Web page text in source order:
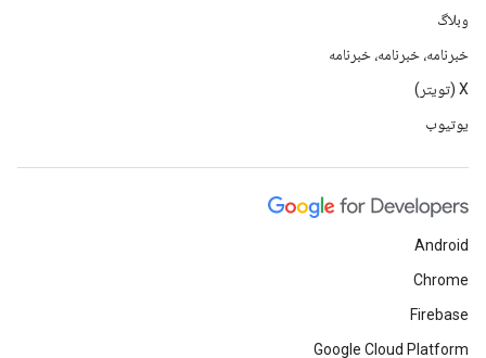
وبلاگ
خبرنامه، خبرنامه، خبرنامه
X (تویتر)
یوتیوب
Android
Chrome
Firebase
Google Cloud Platform